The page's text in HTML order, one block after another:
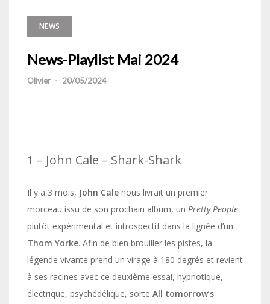
NEWS
News-Playlist Mai 2024
Olivier - 20/05/2024
1 – John Cale – Shark-Shark
Il y a 3 mois, John Cale nous livrait un premier
morceau issu de son prochain album, un Pretty People
plutôt expérimental et introspectif dans la lignée d’un
Thom Yorke. Afin de bien brouiller les pistes, la
légende vivante prend un virage à 180 degrés et revient
à ses racines avec ce deuxième essai, hypnotique,
électrique, psychédélique, sorte All tomorrow’s